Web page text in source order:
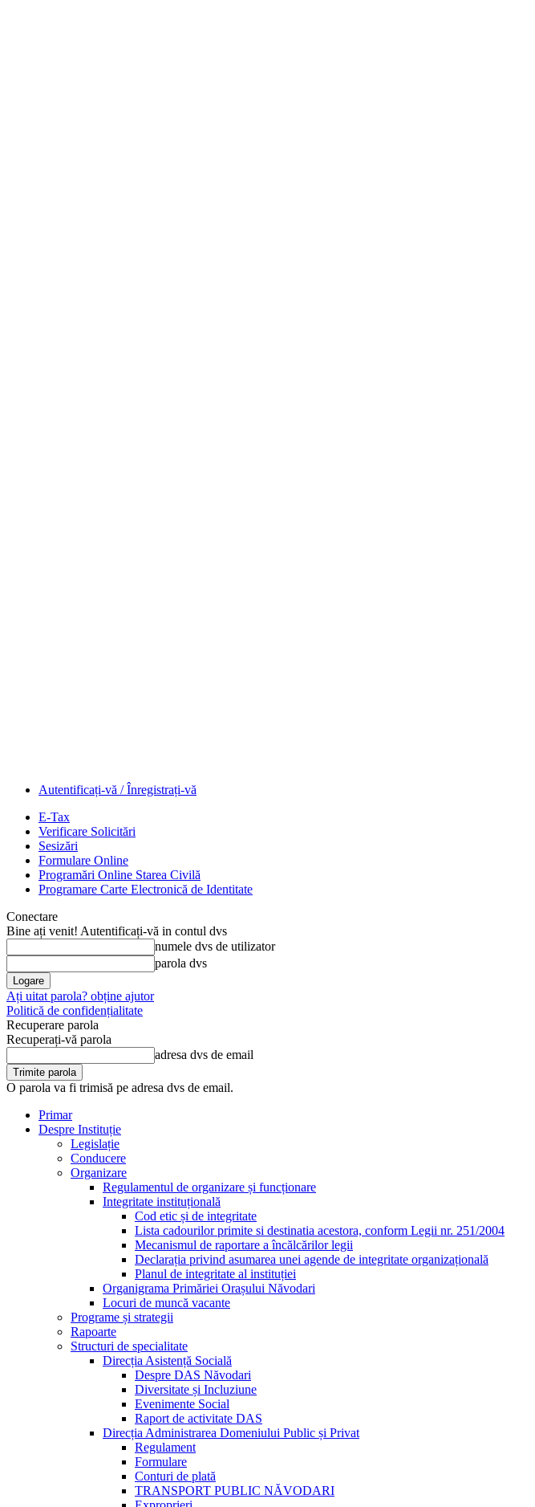
Autentificați-vă / Înregistrați-vă
E-Tax
Verificare Solicitări
Sesizări
Formulare Online
Programări Online Starea Civilă
Programare Carte Electronică de Identitate
Conectare
Bine ați venit! Autentificați-vă in contul dvs
numele dvs de utilizator
parola dvs
Ați uitat parola? obține ajutor
Politică de confidențialitate
Recuperare parola
Recuperați-vă parola
adresa dvs de email
O parola va fi trimisă pe adresa dvs de email.
Primar
Despre Instituție
Legislație
Conducere
Organizare
Regulamentul de organizare și funcționare
Integritate instituțională
Cod etic și de integritate
Lista cadourilor primite si destinatia acestora, conform Legii nr. 251/2004
Mecanismul de raportare a încălcărilor legii
Declarația privind asumarea unei agende de integritate organizațională
Planul de integritate al instituției
Organigrama Primăriei Orașului Năvodari
Locuri de muncă vacante
Programe și strategii
Rapoarte
Structuri de specialitate
Direcția Asistență Socială
Despre DAS Năvodari
Diversitate și Incluziune
Evenimente Social
Raport de activitate DAS
Direcția Administrarea Domeniului Public și Privat
Regulament
Formulare
Conturi de plată
TRANSPORT PUBLIC NĂVODARI